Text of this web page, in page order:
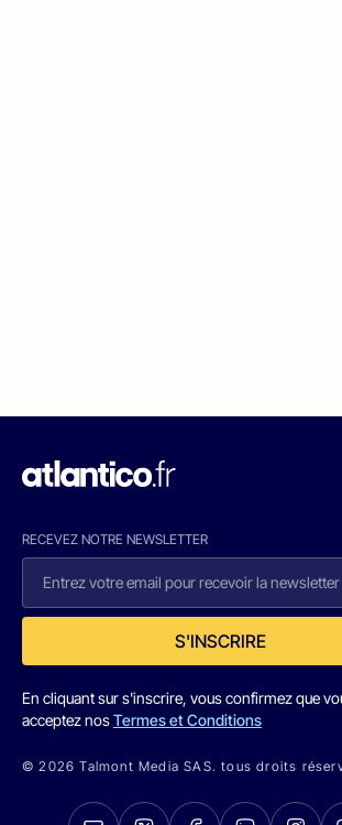
RECEVEZ NOTRE NEWSLETTER
S'INSCRIRE
En cliquant sur s'inscrire, vous confirmez que
acceptez nosTermes et Conditions
© 2026 Talmont Media SAS. tous droits